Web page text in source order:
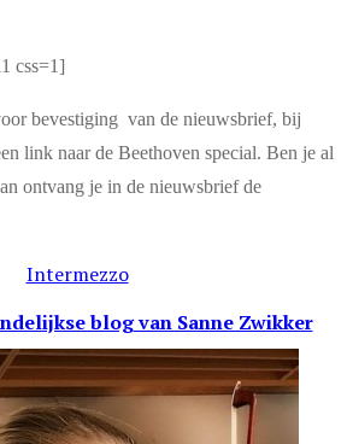
css=1]
bevestiging van de nieuwsbrief, bij
link naar de Beethoven special. Ben je al
ontvang je in de nieuwsbrief de
Intermezzo
blogvan Sanne Zwikker